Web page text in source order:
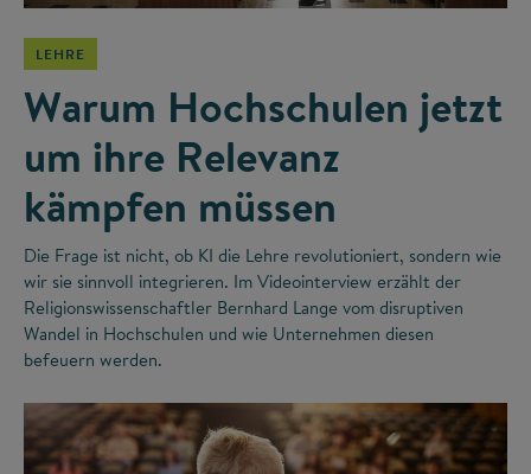
LEHRE
Warum Hochschulen jetzt
um ihre Relevanz
kämpfen müssen
Die Frage ist nicht, ob KI die Lehre revolutioniert, sondern wie
wir sie sinnvoll integrieren. Im Videointerview erzählt der
Religionswissenschaftler Bernhard Lange vom disruptiven
Wandel in Hochschulen und wie Unternehmen diesen
befeuern werden.